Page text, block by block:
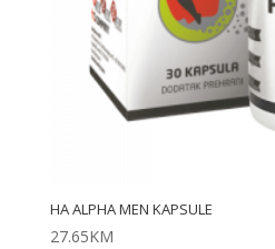
HA ALPHA MEN KAPSULE
27.65KM